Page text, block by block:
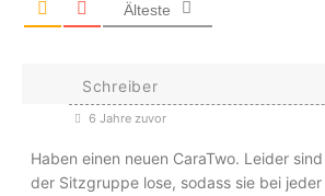
Älteste
Schreiber
6 Jahre zuvor
Haben einen neuen CaraTwo. Leider
der Sitzgruppe lose, sodass sie bei